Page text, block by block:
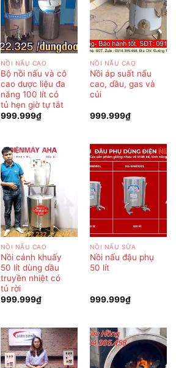
NỒI NẤU CAO
Bộ nồi nấu và cô
cao dược liệu đa
năng 100 lít có
tủ hẹn giờ tự tắt
999.999₫
NỒI NẤU CAO
Nồi áp suất nấu
cao, dầu, gas và
củi
999.999₫
NỒI NẤU CAO
Nồi cánh khuấy
50 lít dùng dầu
truyền nhiệt có
tủ rời
999.999₫
NỒI NẤU SỮA
Nồi nấu đậu phụ
50 lít
999.999₫